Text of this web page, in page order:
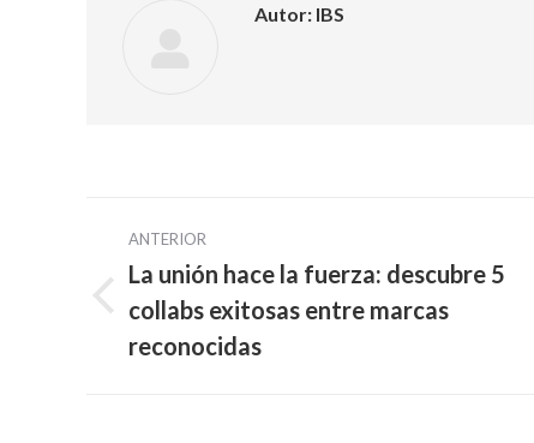
Autor: IBS
Navegación
entre
publicaciones
ANTERIOR
Publicación
anterior:
La unión hace la fuerza: descubre 5
collabs exitosas entre marcas
reconocidas